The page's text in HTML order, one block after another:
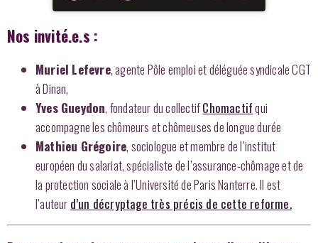
Nos invité.e.s :
Muriel Lefevre, agente Pôle emploi et déléguée syndicale CGT
à Dinan,
Yves Gueydon, fondateur du collectifChomactifqui
accompagne les chômeurs et chômeuses de longue durée
Mathieu Grégoire, sociologue et membre de l’institut
européen du salariat, spécialiste de l’assurance-chômage et de
la protection sociale à l’Université de Paris Nanterre. Il est
l’auteur d’un décryptage très précis de cette reforme.